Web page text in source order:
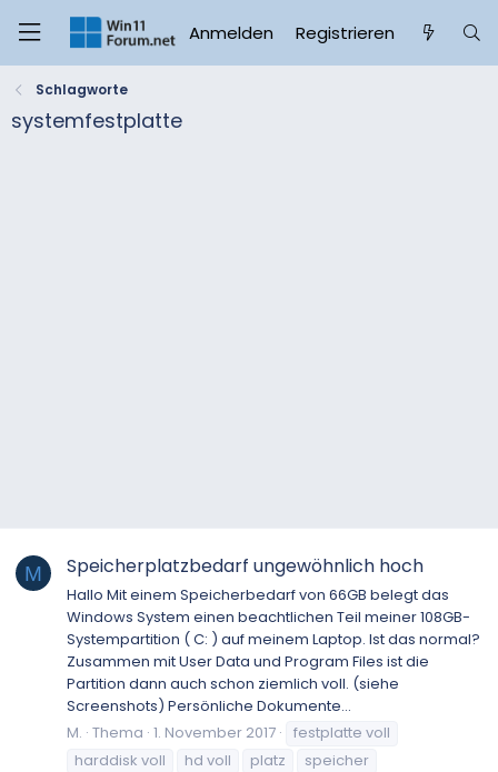
Anmelden Registrieren
Schlagworte
systemfestplatte
M Speicherplatzbedarf ungewöhnlich hoch
Hallo Mit einem Speicherbedarf von 66GB belegt das
Windows System einen beachtlichen Teil meiner 108GB-
Systempartition ( C: ) auf meinem Laptop. Ist das normal?
Zusammen mit User Data und Program Files ist die
Partition dann auch schon ziemlich voll. (siehe
Screenshots) Persönliche Dokumente...
M. Thema 1. November 2017
festplatte voll
harddisk voll
hd voll platz
speicher